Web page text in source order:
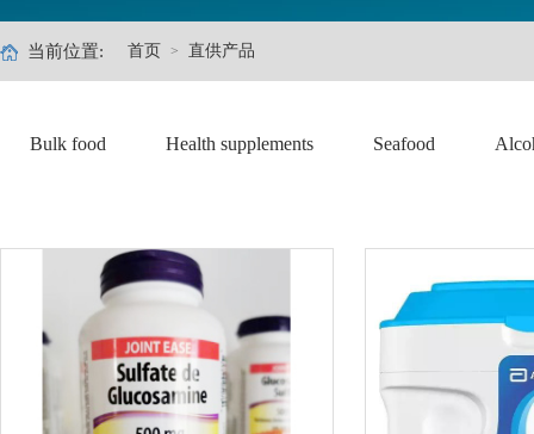
当前位置: 首页 > 直供产品
Bulk food Health supplements Seafood